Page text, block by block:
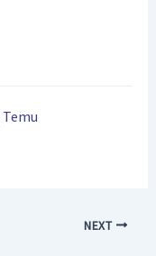
Temu
NEXT